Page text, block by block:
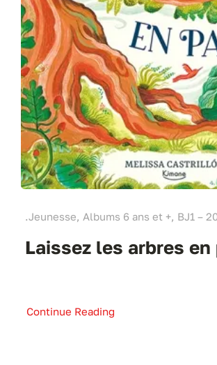
.Jeunesse, Albums 6 ans et +, BJ1 –
Laissez les arbres en
Continue Reading